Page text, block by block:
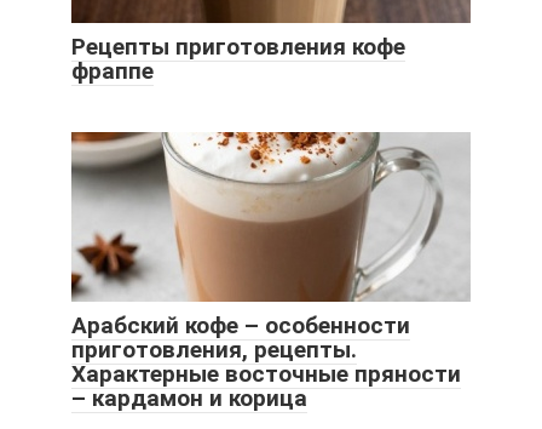
Рецепты приготовления кофе
фраппе
Арабский кофе – особенности
приготовления, рецепты.
Характерные восточные пряности
– кардамон и корица